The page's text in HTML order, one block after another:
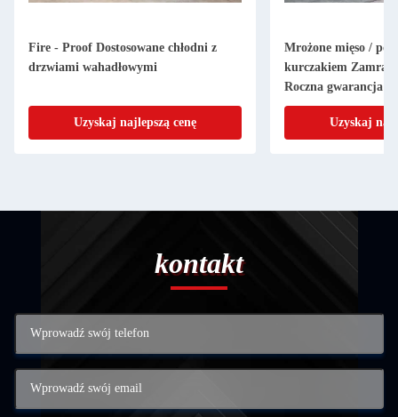
Fire - Proof Dostosowane chłodni z
drzwiami wahadłowymi
Uzyskaj najlepszą cenę
Mrożone mięso /
kurczakiem
Roczna gwarancja
Uzyskaj
kontakt